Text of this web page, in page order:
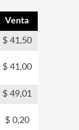
Venta
41,50
41,00
49,01
0,20